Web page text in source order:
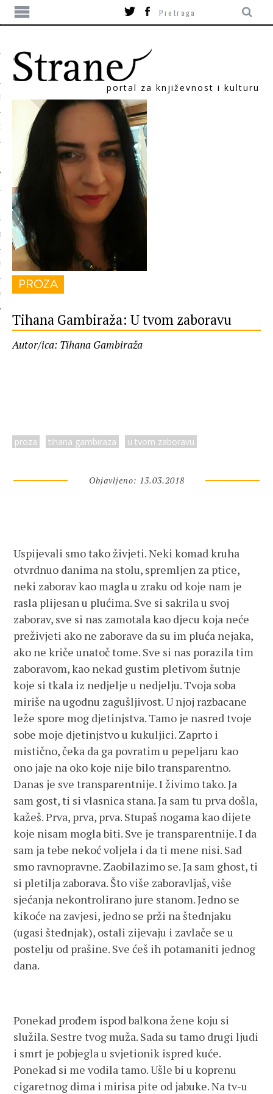
portal za književnost i kulturu
PROZA
Tihana Gambiraža: U tvom zaboravu
Autor/ica: Tihana Gambiraža
proza tihana gambiraza u tvom zaboravu
Objavljeno: 13.03.2018
Uspijevali smo tako živjeti. Neki komad kruha
otvrdnuo danima na stolu, spremljen za ptice,
neki zaborav kao magla u zraku od koje nam je
rasla plijesan u plućima. Sve si sakrila u svoj
zaborav, sve si nas zamotala kao djecu koja neće
preživjeti ako ne zaborave da su im pluća nejaka,
ako ne kriče unatoč tome. Sve si nas porazila tim
zaboravom, kao nekad gustim pletivom šutnje
koje si tkala iz nedjelje u nedjelju. Tvoja soba
miriše na ugodnu zagušljivost. U njoj razbacane
leže spore mog djetinjstva. Tamo je nasred tvoje
sobe moje djetinjstvo u kukuljici. Zaprto i
mistično, čeka da ga povratim u pepeljaru kao
ono jaje na oko koje nije bilo transparentno.
Danas je sve transparentnije. I živimo tako. Ja
sam gost, ti si vlasnica stana. Ja sam tu prva došla,
kažeš. Prva, prva, prva. Stupaš nogama kao dijete
koje nisam mogla biti. Sve je transparentnije. I da
sam ja tebe nekoć voljela i da ti mene nisi. Sad
smo ravnopravne. Zaobilazimo se. Ja sam ghost, ti
si pletilja zaborava. Što više zaboravljaš, više
sjećanja nekontrolirano jure stanom. Jedno se
kikoće na zavjesi, jedno se prži na štednjaku
(ugasi štednjak), ostali zijevaju i zavlače se u
postelju od prašine. Sve ćeš ih potamaniti jednog
dana.
Ponekad prođem ispod balkona žene koju si
služila. Sestre tvog muža. Sada su tamo drugi ljudi
i smrt je pobjegla u svjetionik ispred kuće.
Ponekad si me vodila tamo. Ušle bi u koprenu
cigaretnog dima i mirisa pite od jabuke. Na tv-u